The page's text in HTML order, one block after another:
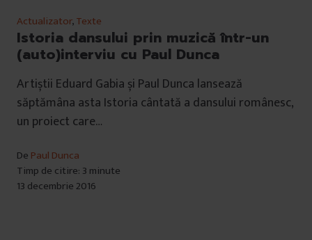
Actualizator,Texte
Istoria dansului prin muzică într-un
(auto)interviu cu Paul Dunca
Artiștii Eduard Gabia și Paul Dunca lansează
săptămâna asta Istoria cântată a dansului românesc,
un proiect care…
De Paul Dunca
Timp de citire: 3 minute
13 decembrie 2016